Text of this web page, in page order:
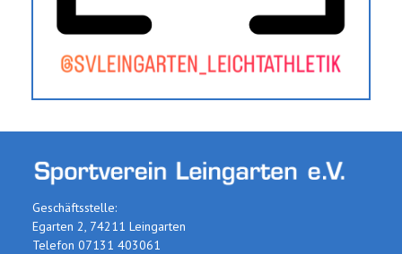
Geschäftsstelle:
Egarten 2, 74211 Leingarten
Telefon 07131 403061